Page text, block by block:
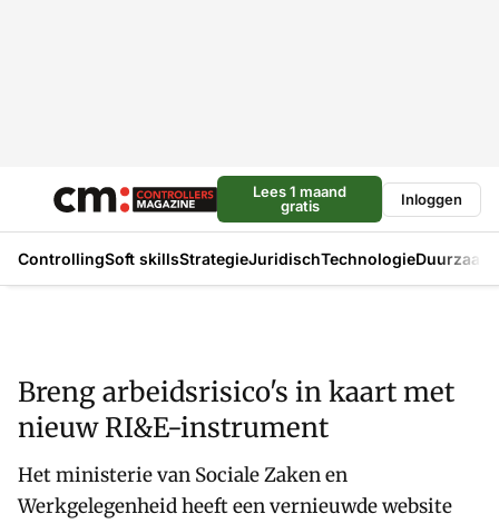
Lees 1 maand
gratis
Inloggen
ControllingSoft skillsStrategieJuridischTechnologie
Breng arbeidsrisico's in kaart met
nieuw RI&E-instrument
Het ministerie van Sociale Zaken en
Werkgelegenheid heeft een vernieuwde website